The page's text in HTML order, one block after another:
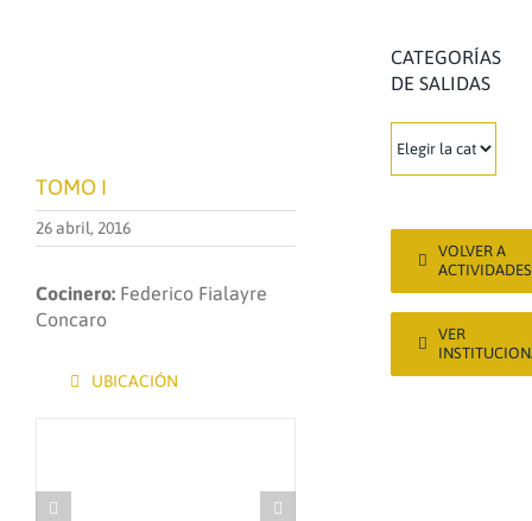
TOMO I
26 abril, 2016
Cocinero: Federico Fialayre
Concaro
UBICACIÓN
CATEGORÍAS
DE SALIDAS
DE
VOLVER A
ACTIVIDADES
VER